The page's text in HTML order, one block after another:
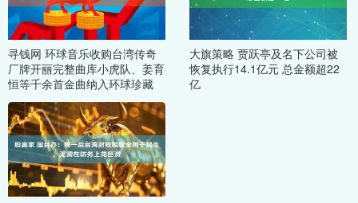
寻钱网 环球音乐收购台湾传奇
厂牌开丽完整曲库小虎队、姜育
恒等千余首金曲纳入环球珍藏
大旗策略 贾跃亭及名下公司被
恢复执行14.1亿元 总金额超22
亿